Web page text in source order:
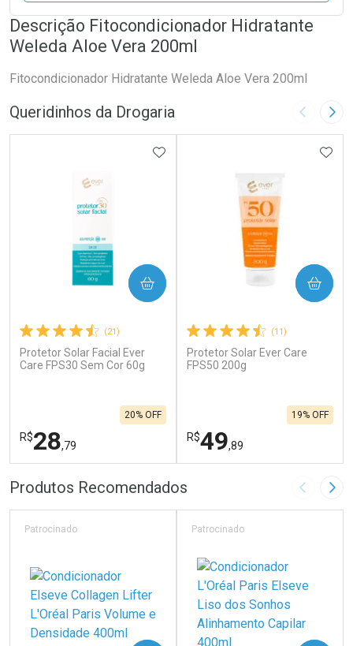
Descrição Fitocondicionador Hidratante
Weleda Aloe Vera 200ml
Fitocondicionador Hidratante Weleda Aloe Vera 200ml
Queridinhos da Drogaria Imagem
(21)
Protetor Solar Facial Ever
Care FPS30 Sem Cor 60g
R$28,79
20% OFF
ADICIONAR AOS FAVORITOS
COMPRAR
FECHAR
Laboratório
FECHAR
Por Menos
(11)
Protetor Solar Ever Care
FPS50 200g
R$49,89
19% OFF
COMPRAR
Laboratório
Por Menos
Produtos Recomendados Imagem
Patrocinado Patrocinado